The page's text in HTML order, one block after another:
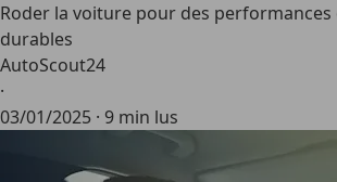
Roder la voiture pour des
durables
AutoScout24
·
03/01/2025 · 9 min lus